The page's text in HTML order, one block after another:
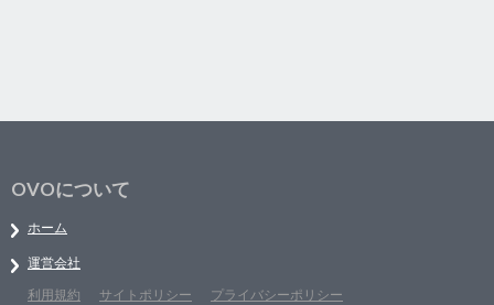
OVOについて
ホーム
運営会社
利用規約
サイトポリシー プライバシーポリシー